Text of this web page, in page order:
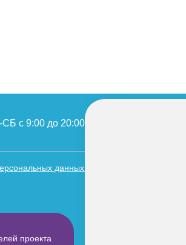
с 9:00 до 20:00
данных
проекта